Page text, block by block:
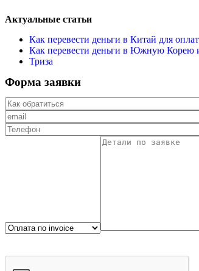
Актуальные статьи
Как перевести деньги в Китай для
Как перевести деньги в Южную Корею
Триза
Форма заявки